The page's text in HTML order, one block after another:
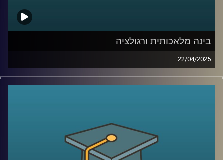
אז כדי לדבר על כל אלו הצטרף אלינו היום ד״ר רועי סמואל
יועץ, חוקר ומרצה בפסיכולוגיה של הספורט והפעילות הגופנית
בחטיבת הפסיכולוגיה של הספורט, המאמץ, והביצוע
באוניברסיטת רייכמן.
בינה מלאכותית ורגולציה
22/04/2025
הבינה המלאכותית רצה קדימה, אבל הרגולציה רק מתחילה
להבין את הכללים. בזמן שכלים כמו ChatGPT מנסחים,
אז איך מתמודדים האיחוד האירופי והשוק האמריקאי?
מי שומר על הזכויות שלנו כשהאלגוריתם יוצר תוכן? איך
מאזנים בין חופש פיתוח לאחריות חברתית?
והאם ישראל צריכה לבחור צד או לסלול דרך משלה?